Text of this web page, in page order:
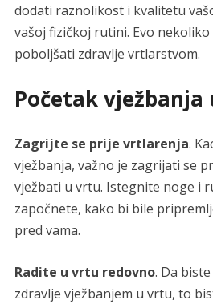
dodati raznolikost i kvalitetu
vašoj fizičkoj rutini. Evo
poboljšati zdravlje vrtlarstvom.
Početak
Zagrijte se prije vrtlarenja.
vježbanja, važno je zagrijati se
vježbati u vrtu. Istegnite noge i
započnete, kako bi bile
pred vama.
Radite u vrtu redovno. Da
zdravlje vježbanjem u vrtu, to